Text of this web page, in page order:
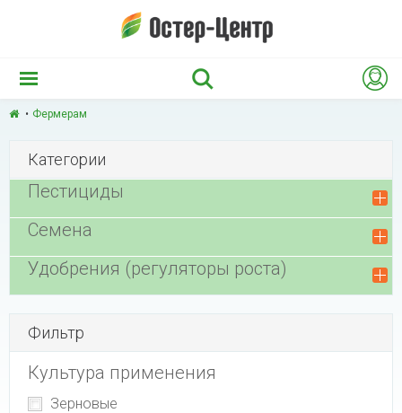
Фермерам
Категории
Пестициды
Семена
Удобрения (регуляторы роста)
Фильтр
Культура применения
Зерновые